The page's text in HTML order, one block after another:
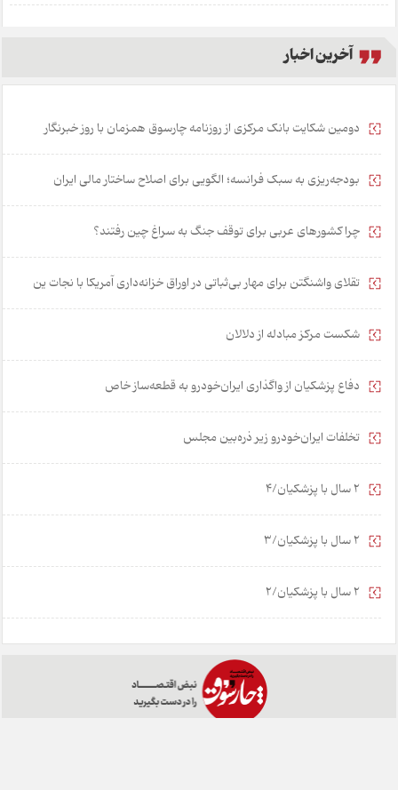
آخرین اخبار
دومین شکایت بانک مرکزی از روزنامه چارسوق همزمان با روز خبرنگار
بودجه‌ریزی به سبک فرانسه؛ الگویی برای اصلاح ساختار مالی ایران
چرا کشورهای عربی برای توقف جنگ به سراغ چین رفتند؟
تقلای واشنگتن برای مهار بی‌ثباتی در اوراق خزانه‌داری آمریکا با نجات ین
شکست مرکز مبادله از دلالان
دفاع پزشکیان از واگذاری ایران‌خودرو به قطعه‌ساز خاص
تخلفات ایران‌خودرو زیر ذره‌بین مجلس